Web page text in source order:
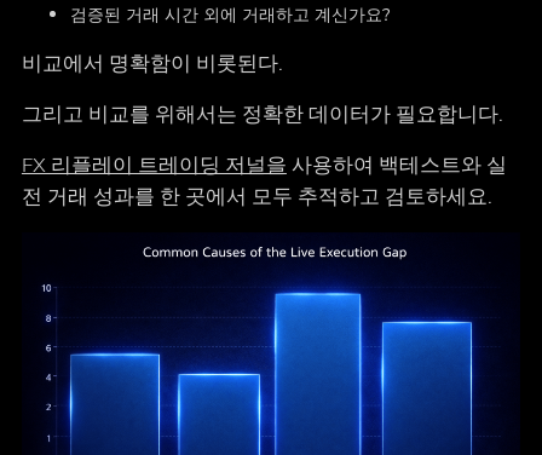
검증된 거래 시간 외에 거래하고 계신가요?
비교에서 명확함이 비롯된다.
그리고 비교를 위해서는 정확한 데이터가 필요합니다.
FX 리플레이 트레이딩 저널을 사용하여 백테스트와 실
전 거래 성과를 한 곳에서 모두 추적하고 검토하세요.